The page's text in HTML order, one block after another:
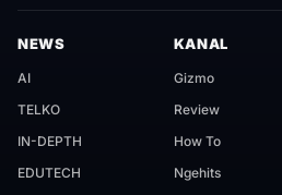
NEWS
AI
TELKO
IN-DEPTH
EDUTECH
KANAL
Gizmo
Review
How To
Ngehits